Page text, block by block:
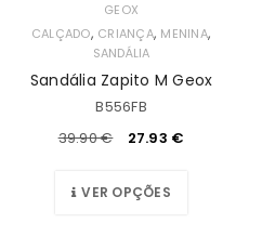
GEOX
CALÇADO, CRIANÇA, MENINA,
SANDÁLIA
Sandália Zapito M Geox
B556FB
39.90€ 27.93 €
VER OPÇÕES